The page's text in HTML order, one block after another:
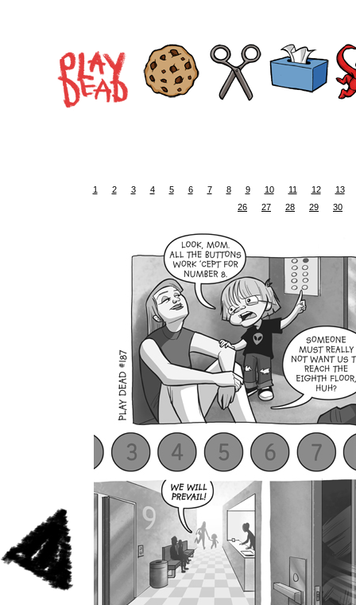
1 2 3 4 5 6 7 8 9 10 11 12
13
26
27 28 29 30